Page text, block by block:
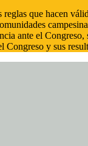
que hacen
ante el
Congreso y sus